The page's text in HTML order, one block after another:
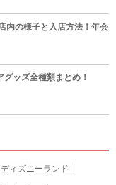
内の様子と入店方法！年会
グッズ全種類まとめ！
ディズニーランド